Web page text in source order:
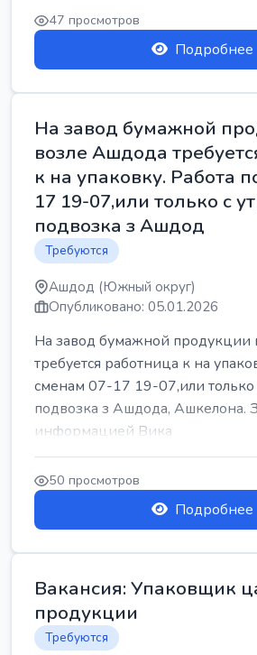
47 просмотров
Подробнее
На завод бумажной
возле Ашдода
к на упаковку. Работа
17 19-07,или только с
подвозка з Ашдод
Требуются
Ашдод (Южный округ)
Опубликовано: 05.01.2026
На завод бумажной продукции
требуется работница к на
сменам 07-17 19-07,или только
подвозка з Ашдода, Ашкелона.
информацией Вика
50 просмотров
Подробнее
Вакансия: Упаковщик
продукции
Требуются